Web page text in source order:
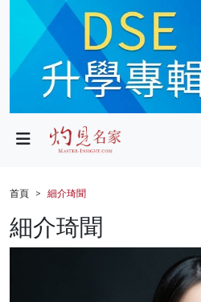
政局
財經
生活
健康
首頁 細介琦聞
細介琦聞